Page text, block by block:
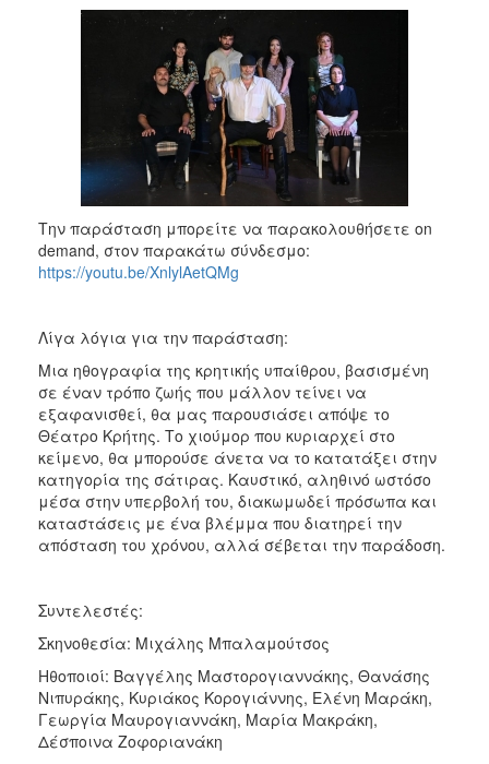
2017
2012
2011
2010
2006
ΤΟΠΟΣ
ΠΟΛΙΤΙΣΜΟΣ
ΑΝΘΕΚΤΙΚΗ
ΠΟΛΗ
Την παράσταση μπορείτε να παρακολουθήσετε on
demand, στον παρακάτω σύνδεσμο:
https://youtu.be/XnlylAetQMg
Λίγα λόγια για την παράσταση:
Μια ηθογραφία της κρητικής υπαίθρου, βασισμένη
σε έναν τρόπο ζωής που μάλλον τείνει να
εξαφανισθεί, θα μας παρουσιάσει απόψε το
Θέατρο Κρήτης. Το χιούμορ που κυριαρχεί στο
κείμενο, θα μπορούσε άνετα να το κατατάξει στην
κατηγορία της σάτιρας. Καυστικό, αληθινό ωστόσο
μέσα στην υπερβολή του, διακωμωδεί πρόσωπα και
καταστάσεις με ένα βλέμμα που διατηρεί την
απόσταση του χρόνου, αλλά σέβεται την παράδοση.
Συντελεστές:
Σκηνοθεσία: Μιχάλης Μπαλαμούτσος
Ηθοποιοί: Βαγγέλης Μαστορογιαννάκης, Θανάσης
Νιπυράκης, Κυριάκος Κορογιάννης, Ελένη Μαράκη,
Γεωργία Μαυρογιαννάκη, Μαρία Μακράκη,
Δέσποινα Ζοφοριανάκη